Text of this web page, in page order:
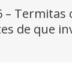
– Termitas
de que